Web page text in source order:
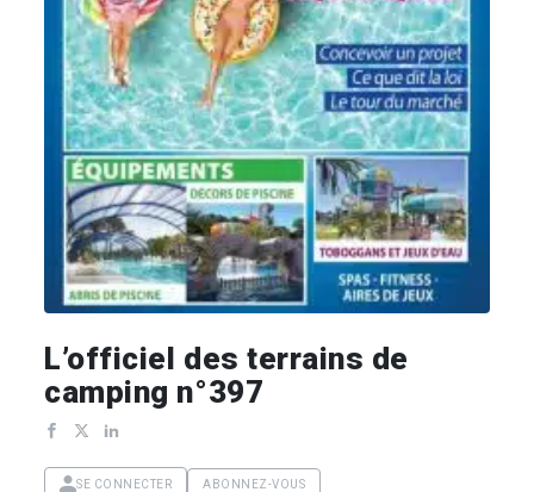
L’officiel des terrains de
camping n°397
SE CONNECTER ABONNEZ-VOUS